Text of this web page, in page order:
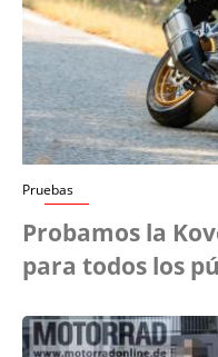
Pruebas
Probamos la
para todos los